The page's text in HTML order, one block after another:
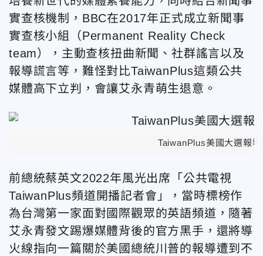
實查核機制，BBC在2017年正式成立新聞事
實查核小組（Permanent Reality Check
team），主動查核扭曲新聞、社群謠言以及
報導謊言等，難怪對比TaiwanPlus這類公共
媒體高下立判，會讓艾永青萌生退意。
TaiwanPlus美國大選報
前總統蔡英文2022年風光出席「公共電視
TaiwanPlus頻道開播記者會」，當時標榜作
為台灣第一家面對國際觀眾的英語頻道，隨著
艾永青發文踢爆媒體背後的官方黑手，還將導
火線指向一篇關於美國總統川普的報導遭到不